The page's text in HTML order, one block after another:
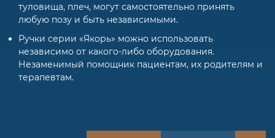
туловища, плеч, могут самостоятельно принять
любую позу и быть независимыми.
Ручки серии «Якорь» можно использовать
независимо от какого-либо оборудования.
Незаменимый помощник пациентам, их родителям и
терапевтам.